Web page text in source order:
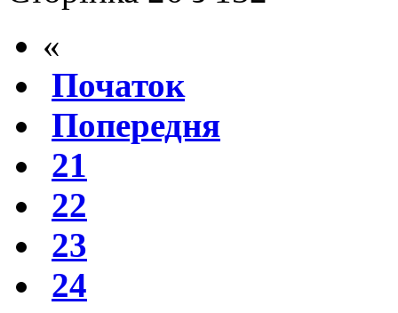
«
Початок
Попередня
21
22
23
24